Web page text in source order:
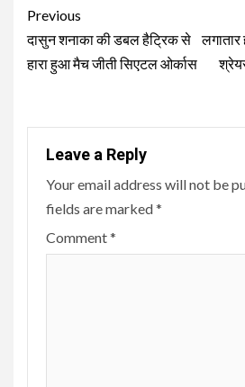
Continue
Reading
Previous
दासुन शनाका की डबल हैट्रिक से
हारा हुआ मैच जीती सिएटल ओर्कास
लगातार
Leave a Reply
Your email address will not be
fields are marked*
Comment*